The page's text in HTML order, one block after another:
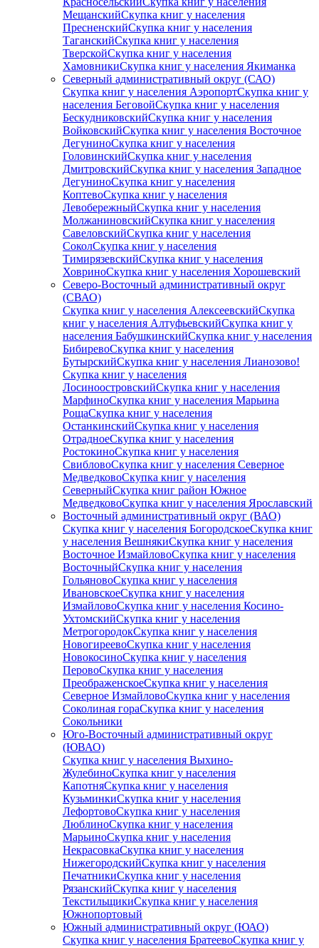
МещанскийСкупка книг у населения
ПресненскийСкупка книг у населения
ТаганскийСкупка книг у населения
ТверскойСкупка книг у населения
ХамовникиСкупка книг у населения Якиманка
Северный административный округ (САО)
Скупка книг у населения АэропортСкупка книг у
населения БеговойСкупка книг у населения
БескудниковскийСкупка книг у населения
ВойковскийСкупка книг у населения Восточное
ДегуниноСкупка книг у населения
ГоловинскийСкупка книг у населения
ДмитровскийСкупка книг у населения Западное
ДегуниноСкупка книг у населения
КоптевоСкупка книг у населения
ЛевобережныйСкупка книг у населения
МолжаниновскийСкупка книг у населения
СавеловскийСкупка книг у населения
СоколСкупка книг у населения
ТимирязевскийСкупка книг у населения
ХовриноСкупка книг у населения Хорошевский
Северо-Восточный административный округ
(СВАО)
Скупка книг у населения АлексеевскийСкупка
книг у населения АлтуфьевскийСкупка книг у
населения БабушкинскийСкупка книг у населения
БибиревоСкупка книг у населения
БутырскийСкупка книг у населения Лианозово!
Скупка книг у населения
ЛосиноостровскийСкупка книг у населения
МарфиноСкупка книг у населения Марьина
РощаСкупка книг у населения
ОстанкинскийСкупка книг у населения
ОтрадноеСкупка книг у населения
РостокиноСкупка книг у населения
СвибловоСкупка книг у населения Северное
МедведковоСкупка книг у населения
СеверныйСкупка книг район Южное
МедведковоСкупка книг у населения Ярославский
Восточный административный округ (ВАО)
Скупка книг у населения БогородскоеСкупка книг
у населения ВешнякиСкупка книг у населения
Восточное ИзмайловоСкупка книг у населения
ВосточныйСкупка книг у населения
ГольяновоСкупка книг у населения
ИвановскоеСкупка книг у населения
ИзмайловоСкупка книг у населения Косино-
УхтомскийСкупка книг у населения
МетрогородокСкупка книг у населения
НовогиреевоСкупка книг у населения
НовокосиноСкупка книг у населения
ПеровоСкупка книг у населения
ПреображенскоеСкупка книг у населения
Северное ИзмайловоСкупка книг у населения
Соколиная гораСкупка книг у населения
Сокольники
Юго-Восточный административный округ
(ЮВАО)
Скупка книг у населения Выхино-
ЖулебиноСкупка книг у населения
КапотняСкупка книг у населения
КузьминкиСкупка книг у населения
ЛефортовоСкупка книг у населения
ЛюблиноСкупка книг у населения
МарьиноСкупка книг у населения
НекрасовкаСкупка книг у населения
НижегородскийСкупка книг у населения
ПечатникиСкупка книг у населения
РязанскийСкупка книг у населения
ТекстильщикиСкупка книг у населения
Южнопортовый
Южный административный округ (ЮАО)
Скупка книг у населения БратеевоСкупка книг у